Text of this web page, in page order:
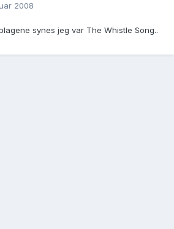
2008
synes jeg var The Whistle Song..